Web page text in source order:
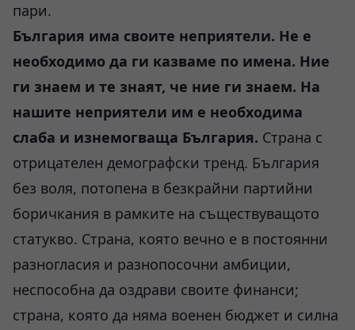
пари.
България има своите неприятели. Не е
необходимо да ги казваме по имена. Ние
ги знаем и те знаят, че ние ги знаем. На
нашите неприятели им е необходима
слаба и изнемогваща България. Страна с
отрицателен демографски тренд. България
без воля, потопена в безкрайни партийни
боричкания в рамките на съществуващото
статукво. Страна, която вечно е в постоянни
разногласия и разнопосочни амбиции,
неспособна да оздрави своите финанси;
страна, която да няма военен бюджет и силна